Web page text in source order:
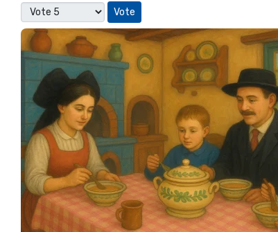
Veuillez voter